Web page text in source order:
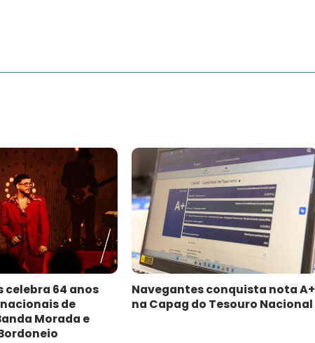
celebra 64 anos
de
Morada e
Navegantes conquista nota A+
na Capag do Tesouro Nacional